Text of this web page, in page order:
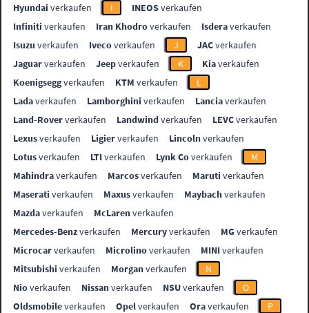
Hyundai verkaufen I INEOSverkaufen
Infiniti verkaufen Iran Khodroverkaufen Isderaverkaufen
Isuzu verkaufen Ivecoverkaufen J JACverkaufen
Jaguarverkaufen Jeepverkaufen K Kiaverkaufen
Koenigseggverkaufen KTM verkaufen
L
Ladaverkaufen Lamborghini verkaufen Lanciaverkaufen
Land-Roververkaufen Landwindverkaufen LEVCverkaufen
Lexusverkaufen Ligierverkaufen Lincolnverkaufen
Lotusverkaufen LTIverkaufen Lynk Coverkaufen
M
Mahindraverkaufen Marcosverkaufen Maruti verkaufen
Maserati verkaufen Maxusverkaufen Maybachverkaufen
Mazdaverkaufen McLarenverkaufen
Mercedes-Benzverkaufen Mercuryverkaufen MGverkaufen
Microcarverkaufen Microlinoverkaufen MINIverkaufen
Mitsubishi verkaufen Morganverkaufen
N
Nioverkaufen Nissanverkaufen NSUverkaufen
O
Oldsmobileverkaufen Opelverkaufen Oraverkaufen
P